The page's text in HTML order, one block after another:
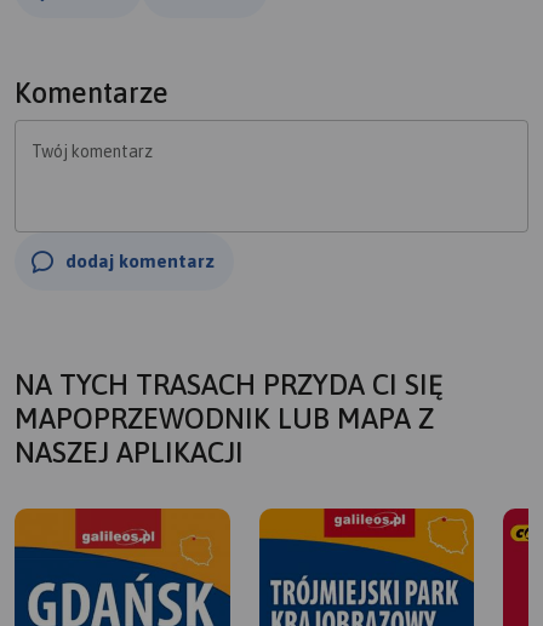
Komentarze
Twój komentarz
dodaj komentarz
NA TYCH TRASACH PRZYDA CI SIĘ
MAPOPRZEWODNIK LUB MAPA Z
NASZEJ APLIKACJI